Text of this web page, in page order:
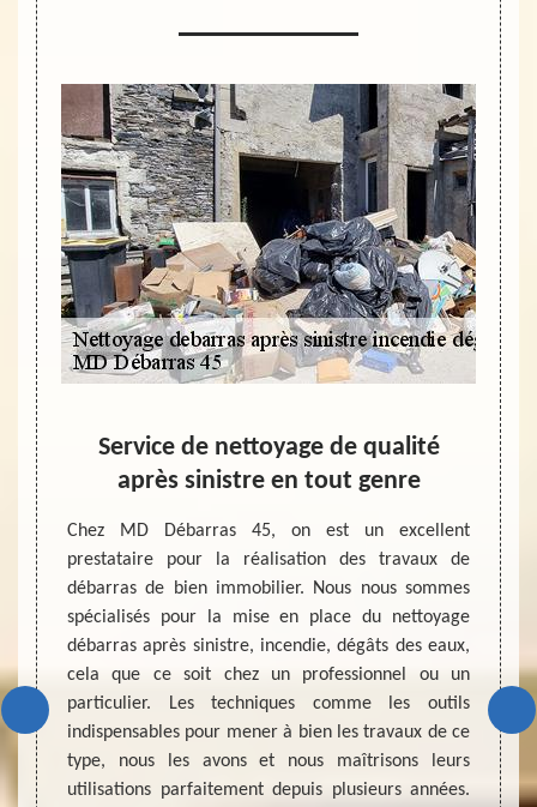
des
pour
faire
au
faire
est
de
Service de nettoyage de qualité
après sinistre en tout genre
Chez MD Débarras 45, on est un excellent
prestataire pour la réalisation des travaux de
débarras de bien immobilier. Nous nous sommes
spécialisés pour la mise en place du nettoyage
débarras après sinistre, incendie, dégâts des eaux,
cela que ce soit chez un professionnel ou un
particulier. Les techniques comme les outils
indispensables pour mener à bien les travaux de ce
type, nous les avons et nous maîtrisons leurs
utilisations parfaitement depuis plusieurs années.
ceux
des
choix
de